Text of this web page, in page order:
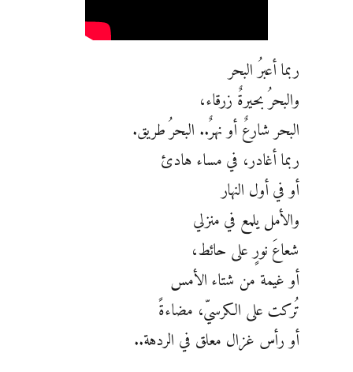
ربما أعبرُ البحر
والبحرُ بحيرةٌ زرقاء،
البحر شارعٌ أو نهرٌ.. البحرُ طريق.
ربما أغادر، في مساء هادئ
أو في أول النهار
والأمل يلمع في منزلي
شعاعَ نورٍ على حائط،
أو غيمة من شتاء الأمس
تُركت على الكرسيّ، مضاءةً
أو رأس غزال معلق في الردهة..